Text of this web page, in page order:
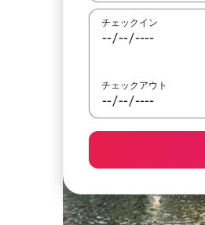
チェックイン
チェックアウト